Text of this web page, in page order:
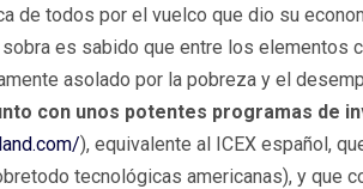
de todos por el vuelco que dio su
es sabido que entre los elementos
asolado por la pobreza y el
con unos potentes programas de
), equivalente al ICEX español,
tecnológicas americanas), y que